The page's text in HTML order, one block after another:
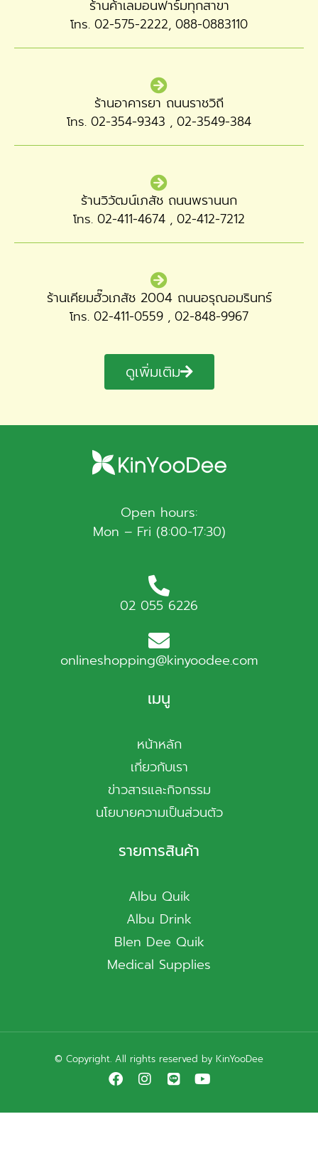
ร้านค้าเลมอนฟาร์มทุกสาขา
โทร. 02-575-2222, 088-0883110
ร้านอาคารยา ถนนราชวิถี
โทร. 02-354-9343 , 02-3549-384
ร้านวิวัฒน์เภสัช ถนนพรานนก
โทร. 02-411-4674 , 02-412-7212
ร้านเคียมฮั๊วเภสัช 2004 ถนนอรุณอมรินทร์
โทร. 02-411-0559 , 02-848-9967
ดูเพิ่มเติม
Open hours:
Mon – Fri (8:00-17:30)
02 055 6226
onlineshopping@kinyoodee.com
เมนู
หน้าหลัก
เกี่ยวกับเรา
ข่าวสารและกิจกรรม
นโยบายความเป็นส่วนตัว
รายการสินค้า
Albu Quik
Albu Drink
Blen Dee Quik
Medical Supplies
© Copyright. All rights reserved by KinYooDee